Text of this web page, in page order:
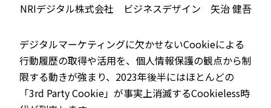
NRIデジタル株式会社 ビジネスデザイン 矢治 健吾
デジタルマーケティングに欠かせないCookieによる
行動履歴の取得や活用を、個人情報保護の観点から制
限する動きが強まり、2023年後半にはほとんどの
「3rd Party Cookie」が事実上消滅するCookieless時